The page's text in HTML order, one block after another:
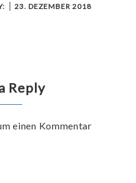
23. DEZEMBER 2018
Reply
einen Kommentar